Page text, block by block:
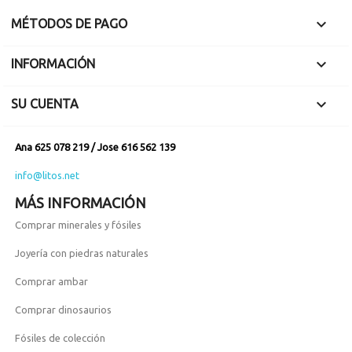
MÉTODOS DE PAGO 
INFORMACIÓN 
SU CUENTA 
Ana 625 078 219 / Jose 616 562 139
info@litos.net
MÁS INFORMACIÓN
Comprar minerales y fósiles
Joyería con piedras naturales
Comprar ambar
Comprar dinosaurios
Fósiles de colección